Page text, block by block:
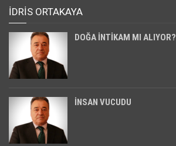
İDRİS ORTAKAYA
DOĞA İNTİKAM MI ALIYOR?
İNSAN VUCUDU